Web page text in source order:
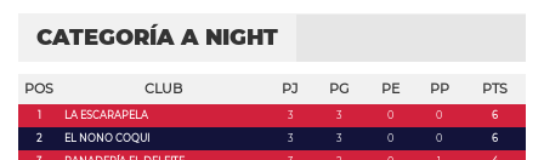
CATEGORÍA A NIGHT
POS CLUB PJ PG PE PP PTS
1 LA ESCARAPELA 3 3 0 0
6
2
EL NONO COQUI 3 3 0 0
6